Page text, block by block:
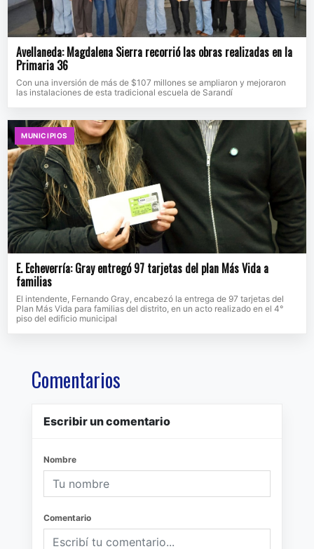
Avellaneda: Magdalena Sierra recorrió las obras realizadas en la
Primaria 36
Con una inversión de más de $107 millones se ampliaron y mejoraron
las instalaciones de esta tradicional escuela de Sarandí
MUNICIPIOS
E. Echeverría: Gray entregó 97 tarjetas del plan Más Vida a
familias
El intendente, Fernando Gray, encabezó la entrega de 97 tarjetas del
Plan Más Vida para familias del distrito, en un acto realizado en el 4°
piso del edificio municipal
Comentarios
Escribir un comentario
Nombre
Comentario